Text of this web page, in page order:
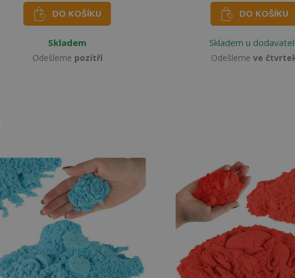
DO KOŠÍKU
Skladem
Odešleme pozítří
DO KOŠÍKU
Skladem u
Odešleme ve